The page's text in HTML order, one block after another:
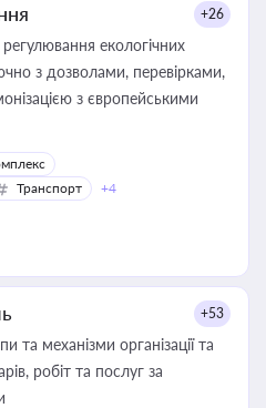
+26
екологічних
з дозволами, перевірками,
з європейськими
Транспорт +4
+53
та механізми організації та
робіт та послуг за